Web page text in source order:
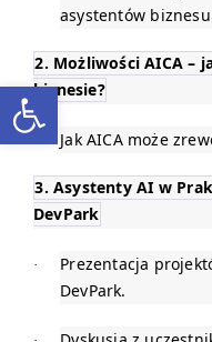
Otwórz pasek narzędzi
asystentów
2. Możliwości AICA –
biznesie?
Jak AICA może
3. Asystenty AI w
DevPark
·
Prezentacja
DevPark.